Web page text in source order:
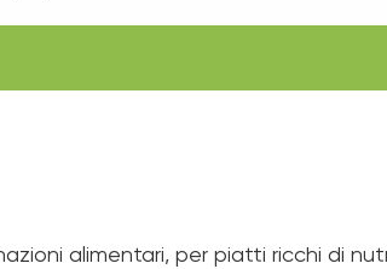
alimentari, per piatti ricchi di